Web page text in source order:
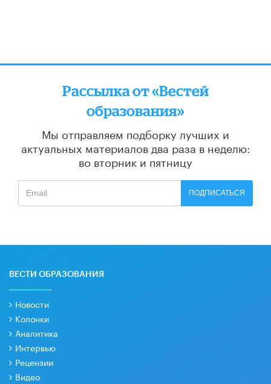
Рассылка от «Вестей
образования»
Мы отправляем подборку лучших и
актуальных материалов два раза в неделю:
во вторник и пятницу
ПОДПИСАТЬСЯ
ВЕСТИ ОБРАЗОВАНИЯ
Новости
Колонки
Аналитика
Интервью
Рецензии
Видео